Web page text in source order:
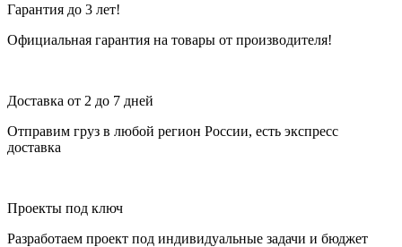
Гарантия до 3 лет!
Официальная гарантия на товары от производителя!
Доставка от 2 до 7 дней
Отправим груз в любой регион России, есть экспресс
доставка
Проекты под ключ
Разработаем проект под индивидуальные задачи и бюджет